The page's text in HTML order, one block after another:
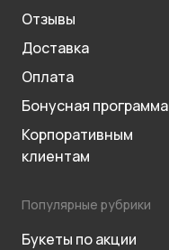
Отзывы
Доставка
Оплата
Бонусная программа
Корпоративным
клиентам
Популярные рубрики
Букеты по акции